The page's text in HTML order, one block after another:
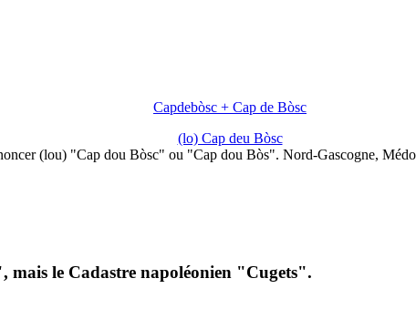
Capdebòsc + Cap de Bòsc
(lo) Cap deu Bòsc
(lou) "Cap dou Bòsc" ou "Cap dou Bòs". Nord-Gascogne,
mais le Cadastre napoléonien "Cugets".